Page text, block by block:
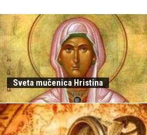
Sveta mučenica Hristina